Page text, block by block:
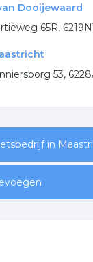
Dooijewaard
65R,
53,
in